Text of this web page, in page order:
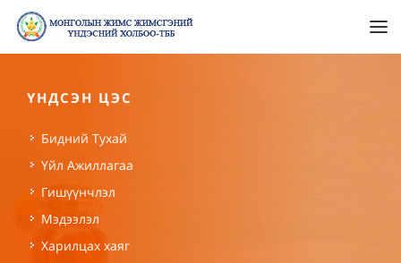
ҮНДСЭН ЦЭС
Бидний Тухай
Үйл Ажиллагаа
Гишүүнчлэл
Мэдээлэл
Харилцах хаяг